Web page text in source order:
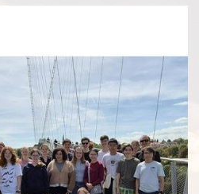
Musikproduktion, DJing und
Recording
Musiktheater - Stage
Coaching
Musiktheorie
Musiktherapie